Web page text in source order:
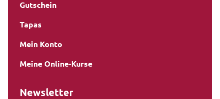
Gutschein
Tapas
Mein Konto
Meine Online-Kurse
Newsletter